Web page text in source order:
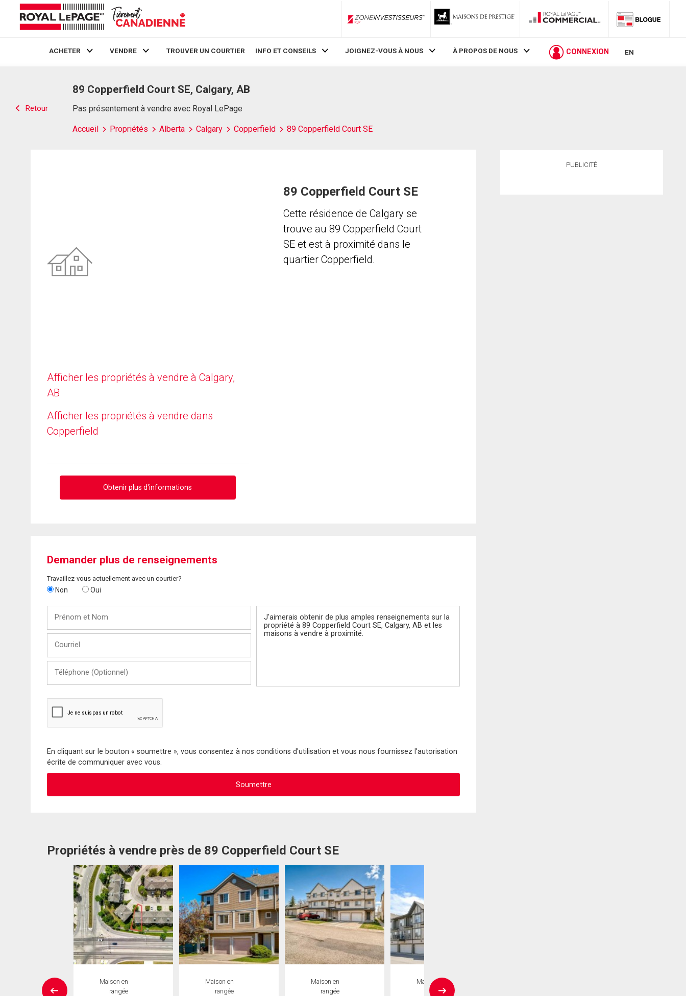
ZoneInvestisseurs RLP
ACHETER VENDRE TROUVER UN COURTIER INFO ET CONSEILS JOIGNEZ-VOUS À NOUS À PROPOS DE NOUS CONNEXION EN
Retour
89 Copperfield Court SE, Calgary, AB
Pas présentement à vendre avec Royal LePage
Accueil Propriétés Alberta Calgary Copperfield 89 Copperfield Court SE
Afficher les propriétés à vendre à Calgary,
AB
Afficher les propriétés à vendre dans
Copperfield
Obtenir plus d'informations
89 Copperfield Court SE
Cette résidence de Calgary se
trouve au 89 Copperfield Court
SE et est à proximité dans le
quartier Copperfield.
Demander plus de renseignements
Travaillez-vous actuellement avec un courtier?
Non Oui
Nom
(Optionnel)
En cliquant sur le bouton « soumettre », vous consentez à nos conditions d'utilisation et vous nous fournissez l'autorisation
écrite de communiquer avec vous.
Propriétés à vendre près de 89 Copperfield Court SE
Maison en
rangée
Maison en
rangée
Maison en
rangée
Maison en
rangée
PUBLICITÉ